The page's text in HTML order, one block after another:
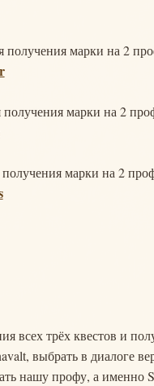
получения марки на 2
получения марки на 2
марки на 2
всех трёх квестов и
выбрать в диалоге
нашу профу, а именно